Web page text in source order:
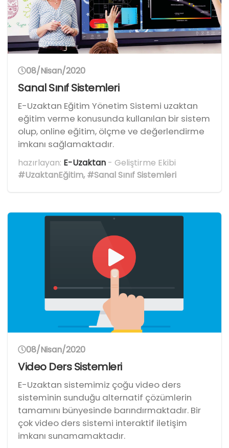
08/Nisan/2020
Sanal Sınıf Sistemleri
E-Uzaktan Eğitim Yönetim Sistemi uzaktan
eğitim verme konusunda kullanılan bir sistem
olup, online eğitim, ölçme ve değerlendirme
imkanı sağlamaktadır.
hazırlayan: E-Uzaktan - Geliştirme Ekibi
#UzaktanEğitim,#Sanal Sınıf Sistemleri
08/Nisan/2020
Video Ders Sistemleri
E-Uzaktan sistemimiz çoğu video ders
sisteminin sunduğu alternatif çözümlerin
tamamını bünyesinde barındırmaktadır. Bir
çok video ders sistemi interaktif iletişim
imkanı sunamamaktadır.